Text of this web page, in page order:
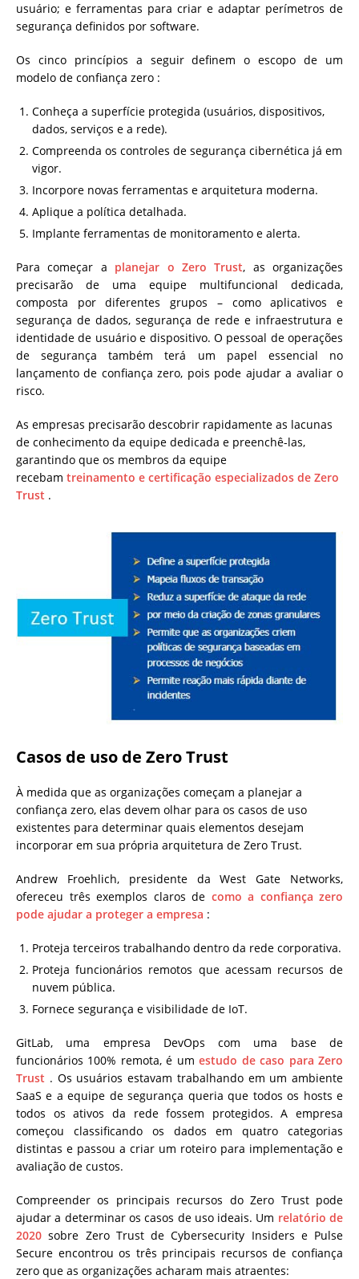
usuário; e ferramentas para criar e adaptar perímetros de
segurança definidos por software.
Os cinco princípios a seguir definem o escopo de um
modelo de confiança zero :
Conheça a superfície protegida (usuários, dispositivos,
dados, serviços e a rede).
Compreenda os controles de segurança cibernética já em
vigor.
Incorpore novas ferramentas e arquitetura moderna.
Aplique a política detalhada.
Implante ferramentas de monitoramento e alerta.
Para começar a planejar o Zero Trust, as organizações
precisarão de uma equipe multifuncional dedicada,
composta por diferentes grupos – como aplicativos e
segurança de dados, segurança de rede e infraestrutura e
identidade de usuário e dispositivo. O pessoal de operações
de segurança também terá um papel essencial no
lançamento de confiança zero, pois pode ajudar a avaliar o
risco.
As empresas precisarão descobrir rapidamente as lacunas
de conhecimento da equipe dedicada e preenchê-las,
garantindo que os membros da equipe
recebam treinamento e certificação especializados de Zero
Trust .
Casos de uso de Zero Trust
À medida que as organizações começam a planejar a
confiança zero, elas devem olhar para os casos de uso
existentes para determinar quais elementos desejam
incorporar em sua própria arquitetura de Zero Trust.
Andrew Froehlich, presidente da West Gate Networks,
ofereceu três exemplos claros de como a confiança zero
pode ajudar a proteger a empresa :
Proteja terceiros trabalhando dentro da rede corporativa.
Proteja funcionários remotos que acessam recursos de
nuvem pública.
Fornece segurança e visibilidade de IoT.
GitLab, uma empresa DevOps com uma base de
funcionários 100% remota, é umestudo de caso para Zero
Trust . Os usuários estavam trabalhando em um ambiente
SaaS e a equipe de segurança queria que todos os hosts e
todos os ativos da rede fossem protegidos. A empresa
começou classificando os dados em quatro categorias
distintas e passou a criar um roteiro para implementação e
avaliação de custos.
Compreender os principais recursos do Zero Trust pode
ajudar a determinar os casos de uso ideais. Um relatório de
2020 sobre Zero Trust de Cybersecurity Insiders e Pulse
Secure encontrou os três principais recursos de confiança
zero que as organizações acharam mais atraentes: